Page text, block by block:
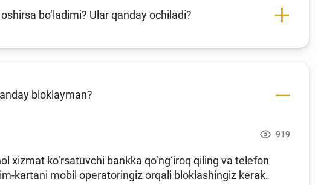
bo‘ladimi? Ular qanday ochiladi?
bloklayman?
919
xizmat ko‘rsatuvchi bankka qo‘ng‘iroq qiling va telefon
kartani mobil operatoringiz orqali bloklashingiz kerak.